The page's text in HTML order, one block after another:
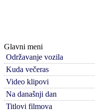
Glavni meni
Održavanje vozila
Kuda večeras
Video klipovi
Na današnji dan
Titlovi filmova